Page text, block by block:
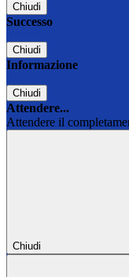
Chiudi
Successo
Chiudi
Informazione
Chiudi
Attendere...
Attendere il
Chiudi